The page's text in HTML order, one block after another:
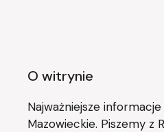
O witrynie
Najważniejsze informacje
Mazowieckie. Piszemy z